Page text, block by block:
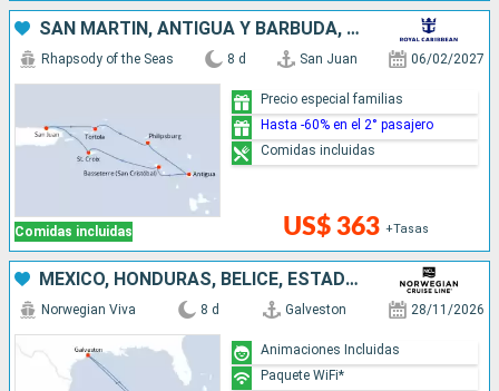
SAN MARTÍN, ANTIGUA Y BARBUDA, PUERTO RICO
Comidas incluidas
Rhapsody of the Seas 8 d San Juan 06/02/2027
US$ 363 +Tasas
Precio especial familias
Hasta -60% en el 2° pasajero
Comidas incluidas
MÉXICO, HONDURAS, BELICE, ESTADOS UNIDOS
Norwegian Viva 8 d Galveston 28/11/2026
Animaciones Incluidas
Paquete WiFi*